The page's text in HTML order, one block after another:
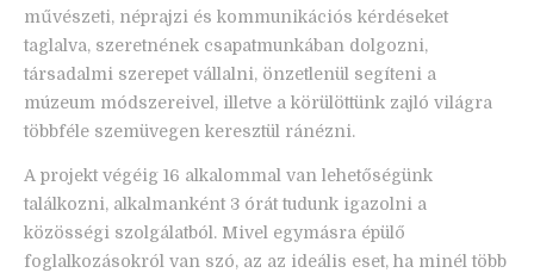
művészeti, néprajzi és kommunikációs kérdéseket
taglalva, szeretnének csapatmunkában dolgozni,
társadalmi szerepet vállalni, önzetlenül segíteni a
múzeum módszereivel, illetve a körülöttünk zajló világra
többféle szemüvegen keresztül ránézni.
A projekt végéig 16 alkalommal van lehetőségünk
találkozni, alkalmanként 3 órát tudunk igazolni a
közösségi szolgálatból. Mivel egymásra épülő
foglalkozásokról van szó, az az ideális eset, ha minél több